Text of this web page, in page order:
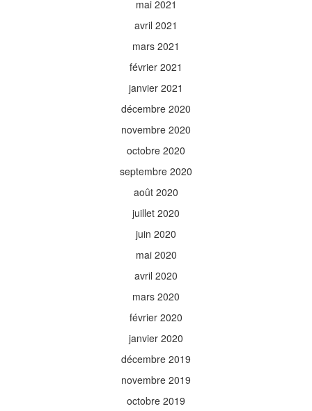
mai 2021
avril 2021
mars 2021
février 2021
janvier 2021
décembre 2020
novembre 2020
octobre 2020
septembre 2020
août 2020
juillet 2020
juin 2020
mai 2020
avril 2020
mars 2020
février 2020
janvier 2020
décembre 2019
novembre 2019
octobre 2019